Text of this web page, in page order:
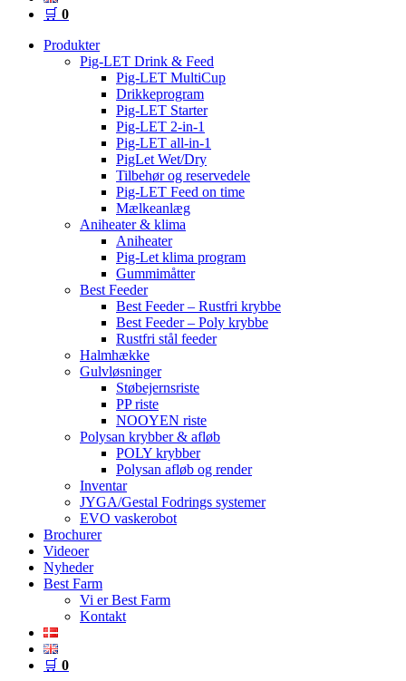
🛒 0
Produkter
Pig-LET Drink & Feed
Pig-LET MultiCup
Drikkeprogram
Pig-LET Starter
Pig-LET 2-in-1
Pig-LET all-in-1
PigLet Wet/Dry
Tilbehør og reservedele
Pig-LET Feed on time
Mælkeanlæg
Aniheater & klima
Aniheater
Pig-Let klima program
Gummimåtter
Best Feeder
Best Feeder – Rustfri krybbe
Best Feeder – Poly krybbe
Rustfri stål feeder
Halmhække
Gulvløsninger
Støbejernsriste
PP riste
NOOYEN riste
Polysan krybber & afløb
POLY krybber
Polysan afløb og render
Inventar
JYGA/Gestal Fodrings systemer
EVO vaskerobot
Brochurer
Videoer
Nyheder
Best Farm
Vi er Best Farm
Kontakt
🛒 0